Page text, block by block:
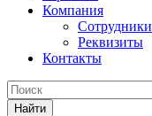
Компания
Сотрудники
Реквизиты
Контакты
Найти